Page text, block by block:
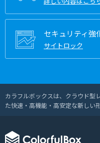
セキュリティ強
サイトロック
カラフルボックスは、クラウド型
た快速・高機能・高安定な新しい